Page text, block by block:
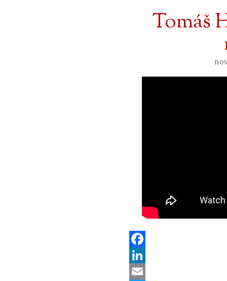
Tomáš
Facebook
LinkedIn